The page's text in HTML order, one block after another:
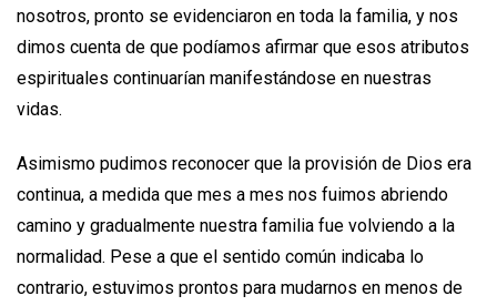
nosotros, pronto se evidenciaron en toda la familia, y nos
dimos cuenta de que podíamos afirmar que esos atributos
espirituales continuarían manifestándose en nuestras
vidas.
Asimismo pudimos reconocer que la provisión de Dios era
continua, a medida que mes a mes nos fuimos abriendo
camino y gradualmente nuestra familia fue volviendo a la
normalidad. Pese a que el sentido común indicaba lo
contrario, estuvimos prontos para mudarnos en menos de